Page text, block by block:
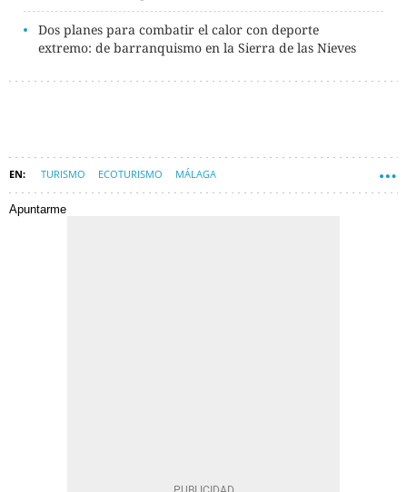
Dos planes para combatir el calor con deporte
extremo: de barranquismo en la Sierra de las Nieves
TURISMO ECOTURISMO MÁLAGA
Apuntarme